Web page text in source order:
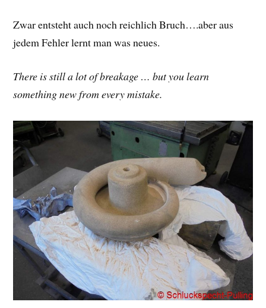
Zwar entsteht auch noch reichlich Bruch….aber aus
jedem Fehler lernt man was neues.
There is still a lot of breakage … but you learn
something new from every mistake.